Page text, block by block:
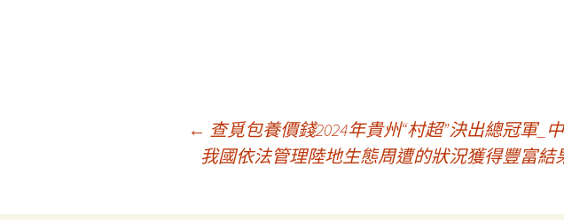
← 查覓包養價錢2024年貴州“村超”決出總冠軍_
我國依法管理陸地生態周遭的狀況獲得豐富結